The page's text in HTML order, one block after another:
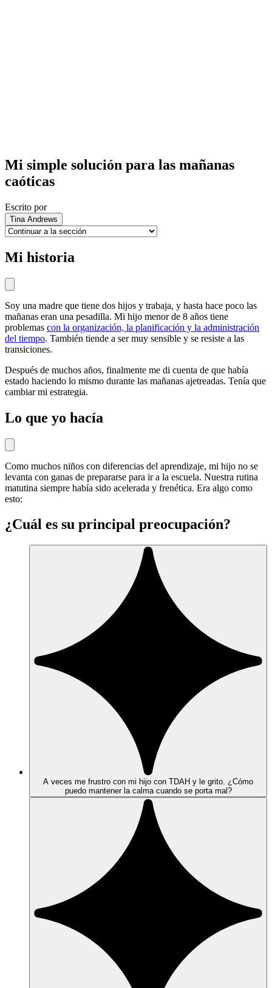
Mi simple solución para las mañanas
caóticas
Escrito por
Tina Andrews
Mi historia
Soy una madre que tiene dos hijos y trabaja, y hasta hace poco las
mañanas eran una pesadilla. Mi hijo menor de 8 años tiene
problemas con la organización, la planificación y la administración
del tiempo. También tiende a ser muy sensible y se resiste a las
transiciones.
Después de muchos años, finalmente me di cuenta de que había
estado haciendo lo mismo durante las mañanas ajetreadas. Tenía que
cambiar mi estrategia.
Lo que yo hacía
Como muchos niños con diferencias del aprendizaje, mi hijo no se
levanta con ganas de prepararse para ir a la escuela. Nuestra rutina
matutina siempre había sido acelerada y frenética. Era algo como
esto:
¿Cuál es su principal preocupación?
A veces me frustro con mi hijo con TDAH y le grito. ¿Cómo
puedo mantener la calma cuando se porta mal?